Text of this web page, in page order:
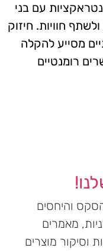
עם בני
חוויות. חיזוק
מסייע להקלה
רומנטיים
והיחסים
מאמרים
וסיקור מוצרים